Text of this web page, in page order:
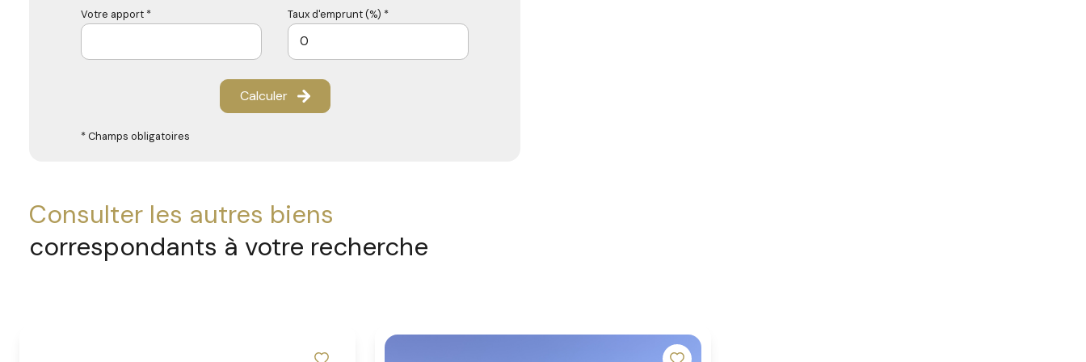
Votre apport * Taux d'emprunt (%) *
Calculer
* Champs obligatoires
consulter les autres biens
correspondants à votre recherche